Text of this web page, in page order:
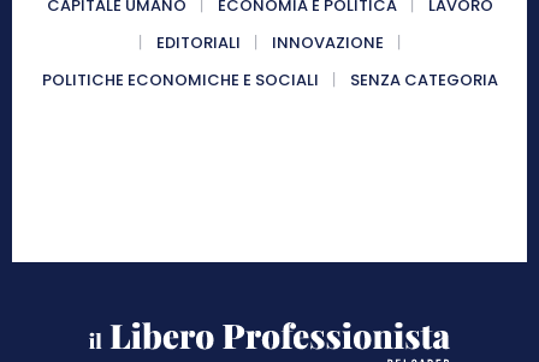
CAPITALE UMANO ECONOMIA E POLITICA
LAVORO
EDITORIALI
INNOVAZIONE
POLITICHE ECONOMICHE E SOCIALI
SENZA CATEGORIA